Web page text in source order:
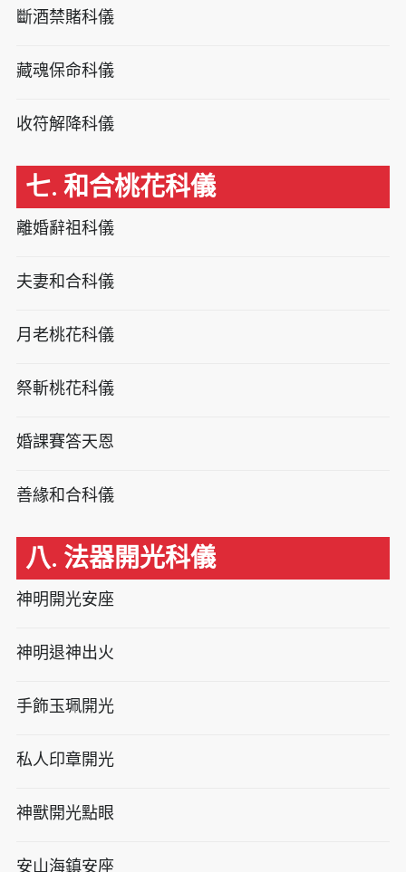
斷酒禁賭科儀
藏魂保命科儀
收符解降科儀
七. 和合桃花科儀
離婚辭祖科儀
夫妻和合科儀
月老桃花科儀
祭斬桃花科儀
婚課賽答天恩
善緣和合科儀
八. 法器開光科儀
神明開光安座
神明退神出火
手飾玉珮開光
私人印章開光
神獸開光點眼
安山海鎮安座